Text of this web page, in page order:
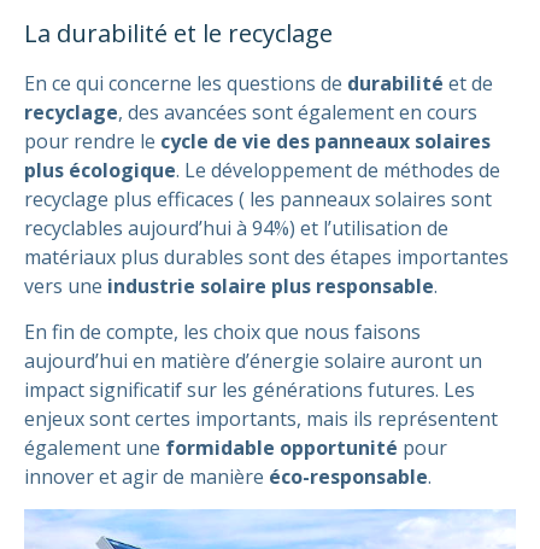
La durabilité et le recyclage
En ce qui concerne les questions de durabilité et de
recyclage, des avancées sont également en cours
pour rendre le cycle de vie des panneaux solaires
plus écologique. Le développement de méthodes de
recyclage plus efficaces ( les panneaux solaires sont
recyclables aujourd’hui à 94%) et l’utilisation de
matériaux plus durables sont des étapes importantes
vers une industrie solaire plus responsable.
En fin de compte, les choix que nous faisons
aujourd’hui en matière d’énergie solaire auront un
impact significatif sur les générations futures. Les
enjeux sont certes importants, mais ils représentent
également une formidable opportunité pour
innover et agir de manière éco-responsable.